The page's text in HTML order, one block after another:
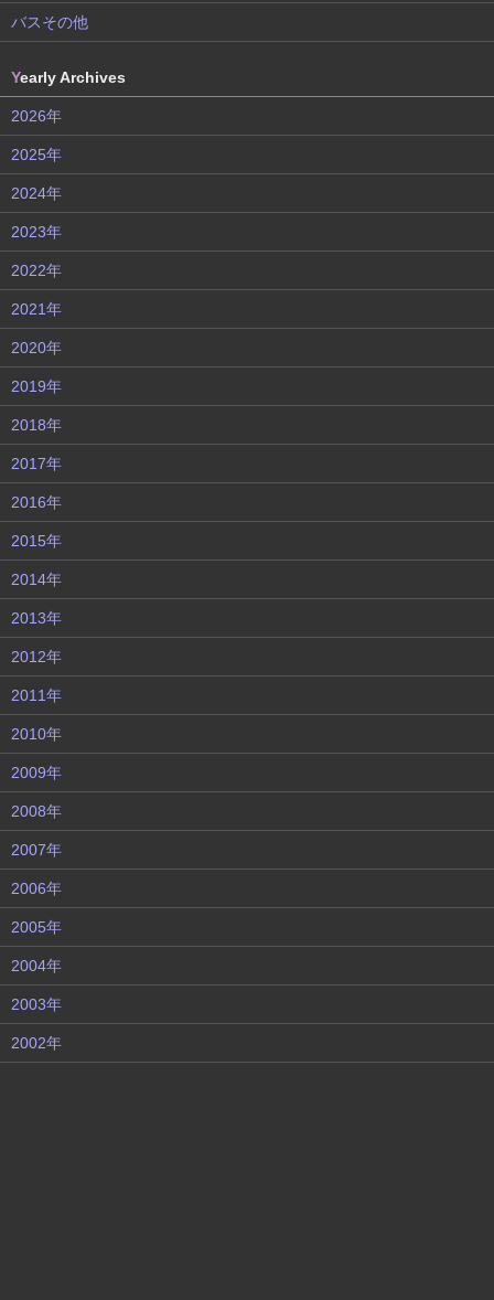
バスその他
Yearly Archives
2026年
2025年
2024年
2023年
2022年
2021年
2020年
2019年
2018年
2017年
2016年
2015年
2014年
2013年
2012年
2011年
2010年
2009年
2008年
2007年
2006年
2005年
2004年
2003年
2002年